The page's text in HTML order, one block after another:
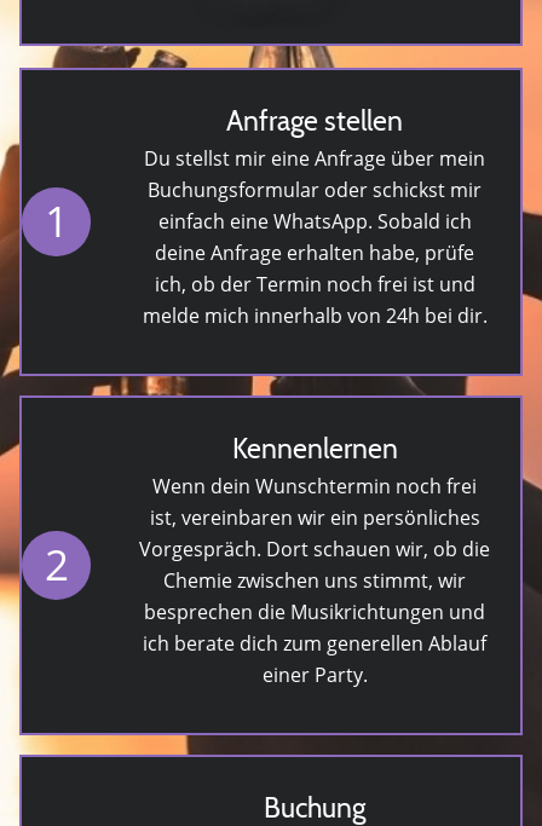
1
Anfrage stellen
Du stellst mir eine Anfrage über mein
Buchungsformular oder schickst mir
einfach eineWhatsApp. Sobald ich
deine Anfrage erhalten habe, prüfe
ich, ob der Termin noch frei ist und
melde mich innerhalb von 24h bei dir.
2
Kennenlernen
Wenn dein Wunschtermin noch frei
ist, vereinbaren wir ein persönliches
Vorgespräch. Dort schauen wir, ob die
Chemie zwischen uns stimmt, wir
besprechen die Musikrichtungen und
ich berate dich zum generellen Ablauf
einer Party.
Buchung